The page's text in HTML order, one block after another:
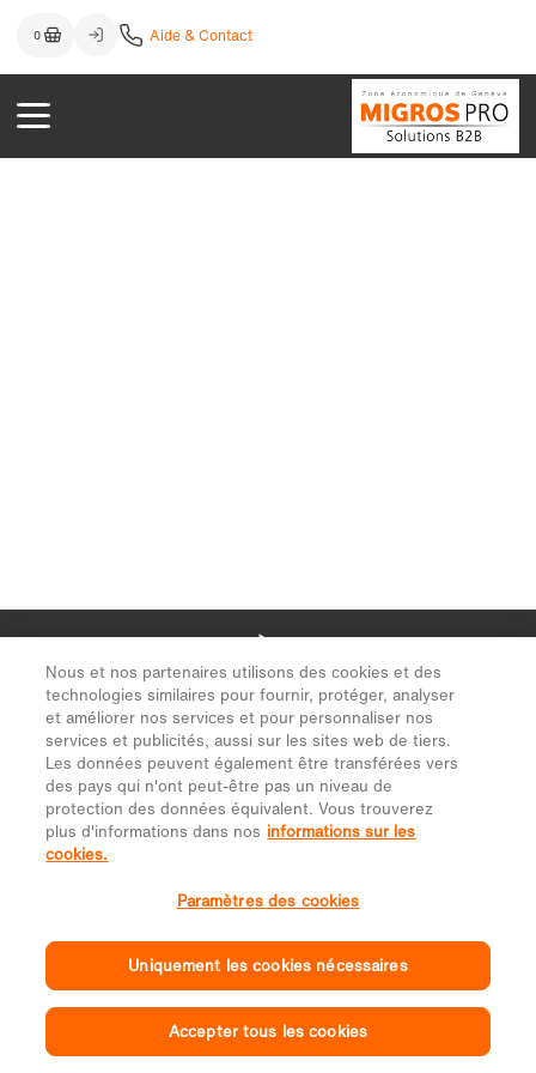
Nous et nos partenaires utilisons des cookies et des
technologies similaires pour fournir, protéger, analyser
et améliorer nos services et pour personnaliser nos
services et publicités, aussi sur les sites web de tiers.
Les données peuvent également être transférées vers
des pays qui n'ont peut-être pas un niveau de
protection des données équivalent. Vous trouverez
plus d'informations dans nos informations sur les
cookies.
Paramètres des cookies
Uniquement les cookies nécessaires
Accepter tous les cookies